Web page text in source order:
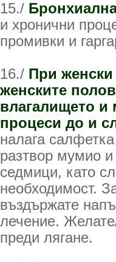
15./
и хронични
промивки и
16./ При женски
женските
влагалището и
процеси до и
налага
разтвор мумио
седмици, като
необходимост.
въздържате
лечение.
преди лягане.